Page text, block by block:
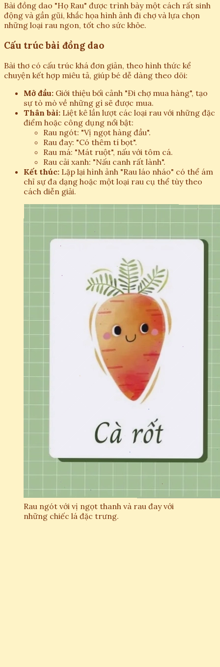
Bài đồng dao "Họ Rau" được trình bày một cách rất sinh
động và gần gũi, khắc họa hình ảnh đi chợ và lựa chọn
những loại rau ngon, tốt cho sức khỏe.
Cấu trúc bài đồng dao
Bài thơ có cấu trúc khá đơn giản, theo hình thức kể
chuyện kết hợp miêu tả, giúp bé dễ dàng theo dõi:
Mở đầu: Giới thiệu bối cảnh "Đi chợ mua hàng", tạo
sự tò mò về những gì sẽ được mua.
Thân bài: Liệt kê lần lượt các loại rau với những đặc
điểm hoặc công dụng nổi bật:
Rau ngót: "Vị ngọt hàng đầu".
Rau đay: "Có thêm tí bọt".
Rau má: "Mát ruột", nấu với tôm cá.
Rau cải xanh: "Nấu canh rất lành".
Kết thúc: Lặp lại hình ảnh "Rau láo nháo" có thể ám
chỉ sự đa dạng hoặc một loại rau cụ thể tùy theo
cách diễn giải.
Rau ngót với vị ngọt thanh và rau đay với
những chiếc lá đặc trưng.